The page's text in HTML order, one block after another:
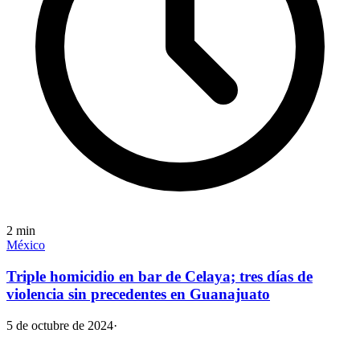
2 min
México
Triple homicidio en bar de Celaya; tres días de
violencia sin precedentes en Guanajuato
5 de octubre de 2024·